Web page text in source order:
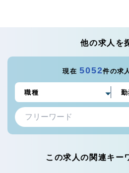
他の求人を
現在5052件の求
この求人の関連キー